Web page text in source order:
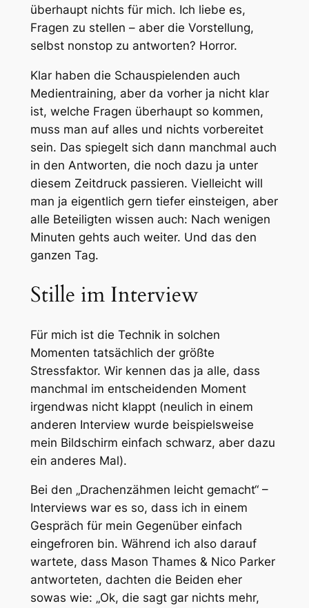
überhaupt nichts für mich. Ich liebe es,
Fragen zu stellen – aber die Vorstellung,
selbst nonstop zu antworten? Horror.
Klar haben die Schauspielenden auch
Medientraining, aber da vorher ja nicht klar
ist, welche Fragen überhaupt so kommen,
muss man auf alles und nichts vorbereitet
sein. Das spiegelt sich dann manchmal auch
in den Antworten, die noch dazu ja unter
diesem Zeitdruck passieren. Vielleicht will
man ja eigentlich gern tiefer einsteigen, aber
alle Beteiligten wissen auch: Nach wenigen
Minuten gehts auch weiter. Und das den
ganzen Tag.
Stille im Interview
Für mich ist die Technik in solchen
Momenten tatsächlich der größte
Stressfaktor. Wir kennen das ja alle, dass
manchmal im entscheidenden Moment
irgendwas nicht klappt (neulich in einem
anderen Interview wurde beispielsweise
mein Bildschirm einfach schwarz, aber dazu
ein anderes Mal).
Bei den „Drachenzähmen leicht gemacht“ –
Interviews war es so, dass ich in einem
Gespräch für mein Gegenüber einfach
eingefroren bin. Während ich also darauf
wartete, dass Mason Thames & Nico Parker
antworteten, dachten die Beiden eher
sowas wie: „Ok, die sagt gar nichts mehr,